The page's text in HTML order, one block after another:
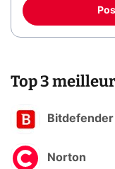
Top 3
Bitdefender
Norton